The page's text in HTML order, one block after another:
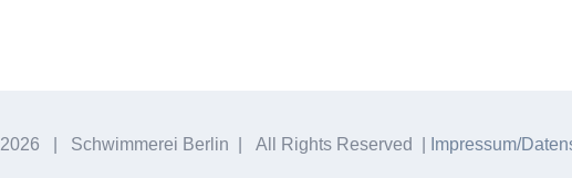
2026 | Schwimmerei Berlin | All Rights Reserved | Impressum/